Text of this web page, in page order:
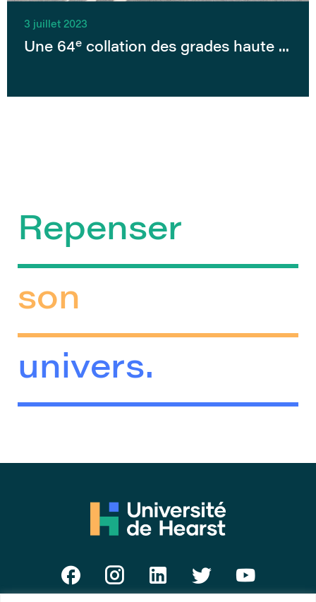
3 juillet 2023
Une 64e collation des grades haute ...
Repenser
son
univers.